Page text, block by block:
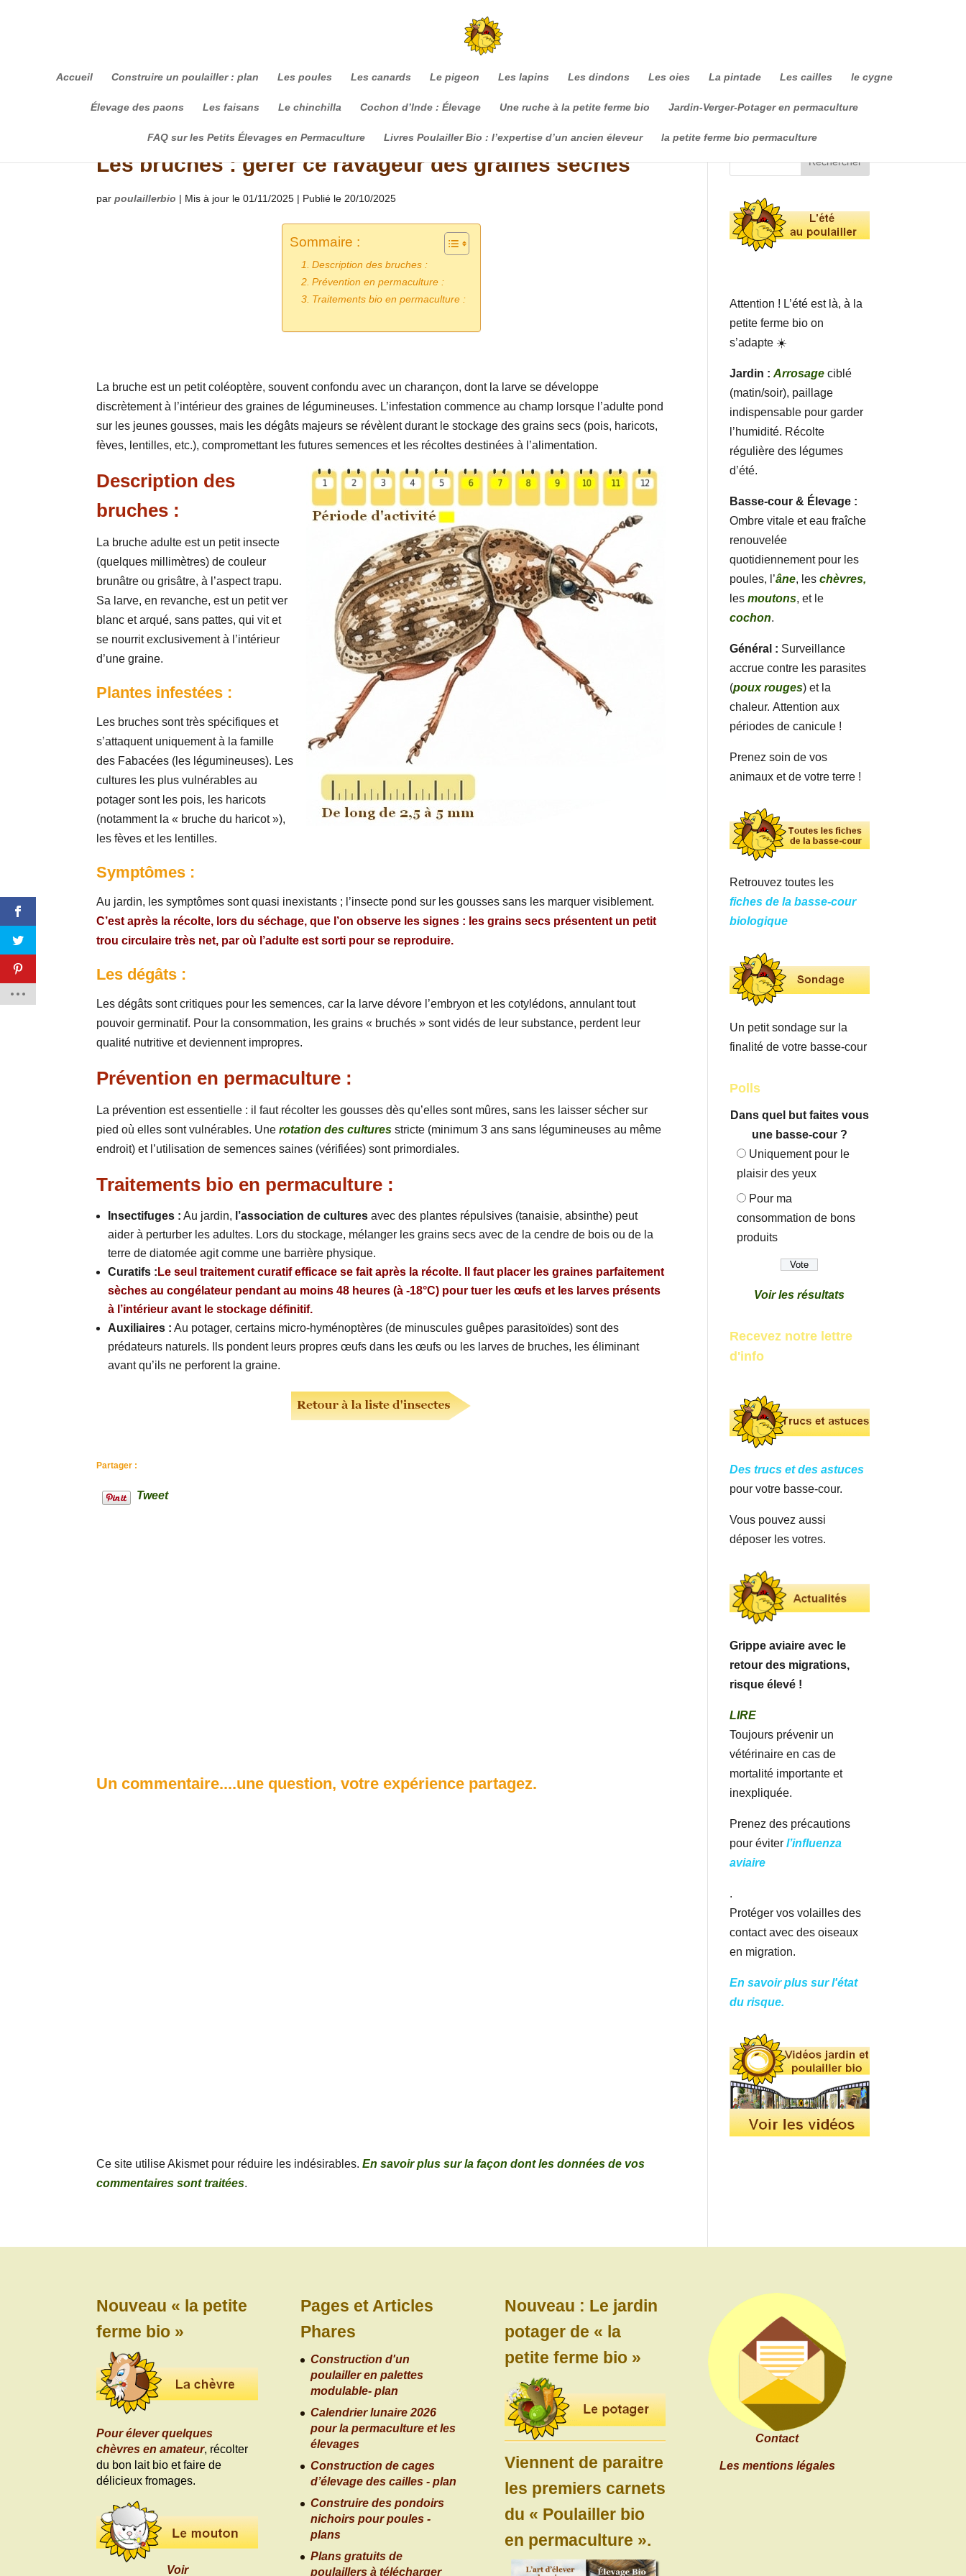
Accueil Construire un poulailler : plan Les poules Les canards Le pigeon Les lapins Les dindons Les oies La pintade Les cailles le cygne
Élevage des paons Les faisans Le chinchilla Cochon d’Inde : Élevage Une ruche à la petite ferme bio Jardin-Verger-Potager en permaculture
FAQ sur les Petits Élevages en Permaculture Livres Poulailler Bio : l’expertise d’un ancien éleveur la petite ferme bio permaculture
Les bruches : gérer ce ravageur des graines sèches
parpoulaillerbio | Mis à jour le 01/11/2025 | Publié le 20/10/2025
Sommaire :
Description des bruches :
Prévention en permaculture :
Traitements bio en permaculture :
La bruche est un petit coléoptère, souvent confondu avec un charançon, dont la larve se développe
discrètement à l’intérieur des graines de légumineuses. L’infestation commence au champ lorsque l’adulte pond
sur les jeunes gousses, mais les dégâts majeurs se révèlent durant le stockage des grains secs (pois, haricots,
fèves, lentilles, etc.), compromettant les futures semences et les récoltes destinées à l’alimentation.
Description des
bruches :
La bruche adulte est un petit insecte
(quelques millimètres) de couleur
brunâtre ou grisâtre, à l’aspect trapu.
Sa larve, en revanche, est un petit ver
blanc et arqué, sans pattes, qui vit et
se nourrit exclusivement à l’intérieur
d’une graine.
Plantes infestées :
Les bruches sont très spécifiques et
s’attaquent uniquement à la famille
des Fabacées (les légumineuses). Les
cultures les plus vulnérables au
potager sont les pois, les haricots
(notamment la « bruche du haricot »),
les fèves et les lentilles.
Symptômes :
Au jardin, les symptômes sont quasi inexistants ; l’insecte pond sur les gousses sans les marquer visiblement.
C’est après la récolte, lors du séchage, que l’on observe les signes : les grains secs présentent un petit
trou circulaire très net, par où l’adulte est sorti pour se reproduire.
Les dégâts :
Les dégâts sont critiques pour les semences, car la larve dévore l’embryon et les cotylédons, annulant tout
pouvoir germinatif. Pour la consommation, les grains « bruchés » sont vidés de leur substance, perdent leur
qualité nutritive et deviennent impropres.
Prévention en permaculture :
La prévention est essentielle : il faut récolter les gousses dès qu’elles sont mûres, sans les laisser sécher sur
pied où elles sont vulnérables. Une rotation des cultures stricte (minimum 3 ans sans légumineuses au même
endroit) et l’utilisation de semences saines (vérifiées) sont primordiales.
Traitements bio en permaculture :
Insectifuges : Au jardin, l’association de cultures avec des plantes répulsives (tanaisie, absinthe) peut
aider à perturber les adultes. Lors du stockage, mélanger les grains secs avec de la cendre de bois ou de la
terre de diatomée agit comme une barrière physique.
Curatifs : Le seul traitement curatif efficace se fait après la récolte. Il faut placer les graines parfaitement
sèches au congélateur pendant au moins 48 heures (à -18°C) pour tuer les œufs et les larves présents
à l’intérieur avant le stockage définitif.
Auxiliaires : Au potager, certains micro-hyménoptères (de minuscules guêpes parasitoïdes) sont des
prédateurs naturels. Ils pondent leurs propres œufs dans les œufs ou les larves de bruches, les éliminant
avant qu’ils ne perforent la graine.
Partager :
Tweet
Un commentaire....une question, votre expérience partagez.
Ce site utilise Akismet pour réduire les indésirables.En savoir plus sur la façon dont les données de vos
commentaires sont traitées.
Attention ! L’été est là, à la
petite ferme bio on
s’adapte ☀️
Jardin : Arrosage ciblé
(matin/soir), paillage
indispensable pour garder
l’humidité. Récolte
régulière des légumes
d’été.
Basse-cour & Élevage :
Ombre vitale et eau fraîche
renouvelée
quotidiennement pour les
poules, l’âne, leschèvres,
lesmoutons, et le
cochon.
Général : Surveillance
accrue contre les parasites
(poux rouges) et la
chaleur. Attention aux
périodes de canicule !
Prenez soin de vos
animaux et de votre terre !
Retrouvez toutes les
fiches de la basse-cour
biologique
Un petit sondage sur la
finalité de votre basse-cour
Polls
Dans quel but faites vous
une basse-cour ?
Uniquement pour le
plaisir des yeux
Pour ma
consommation de bons
produits
Voir les résultats
Recevez notre lettre
d'info
Des trucs et des astuces
pour votre basse-cour.
Vous pouvez aussi
déposer les votres.
Grippe aviaire avec le
retour des migrations,
risque élevé !
LIRE
Toujours prévenir un
vétérinaire en cas de
mortalité importante et
inexpliquée.
Prenez des précautions
pour éviterl’influenza
aviaire
.
Protéger vos volailles des
contact avec des oiseaux
en migration.
En savoir plus sur l'état
du risque.
Nouveau « la petite
ferme bio »
Pour élever quelques
chèvres en amateur, récolter
du bon lait bio et faire de
délicieux fromages.
Voir
Pages et Articles
Phares
Construction d'un
poulailler en palettes
modulable- plan
Calendrier lunaire 2026
pour la permaculture et les
élevages
Construction de cages
d’élevage des cailles - plan
Construire des pondoirs
nichoirs pour poules -
plans
Plans gratuits de
poulaillers à télécharger
Nouveau : Le jardin
potager de « la
petite ferme bio »
Viennent de paraitre
les premiers carnets
du « Poulailler bio
en permaculture ».
Contact
Les mentions légales